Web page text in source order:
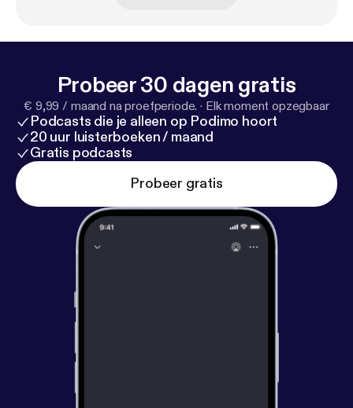
Probeer 30 dagen gratis
€ 9,99 / maand na proefperiode. · Elk moment opzegbaar
Podcasts die je alleen op Podimo hoort
20 uur luisterboeken / maand
Gratis podcasts
Probeer gratis